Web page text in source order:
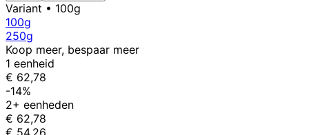
Variant • 100g
100g
250g
Koop meer, bespaar meer
1 eenheid
€ 62,78
-14%
2+ eenheden
€ 62,78
€ 54,26